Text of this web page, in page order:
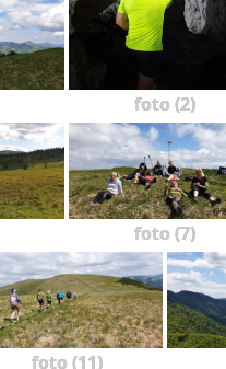
foto (2)
foto (7)
foto (11)